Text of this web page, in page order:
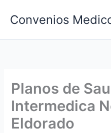
para
conteúdo
Convenios
Planos de
Intermedica
Eldorado